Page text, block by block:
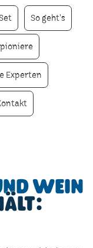
So geht's
Experten
Wein